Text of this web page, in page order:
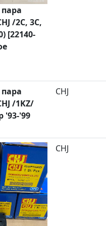
/2C, 3C,
[22140-
/1KZ/
'93-'99
CHJ
CHJ